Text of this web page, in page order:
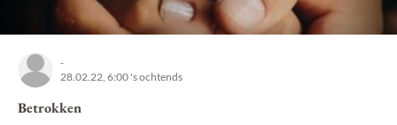
-
28.02.22, 6:00 's ochtends
Betrokken